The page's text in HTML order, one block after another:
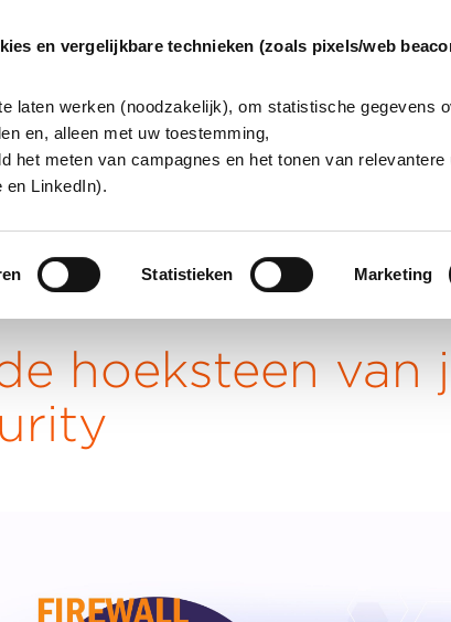
en vergelijkbare technieken (zoals pixels/web
laten werken (noodzakelijk), om statistische gegevens
en, alleen met uw toestemming,
het meten van campagnes en het tonen van relevantere
en LinkedIn).
Statistieken Marketing
OVER ONS KLANTCASES
hoeksteen van